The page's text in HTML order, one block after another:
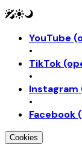
YouTube
•
TikTok
•
Instagram
•
Facebook
Cookies